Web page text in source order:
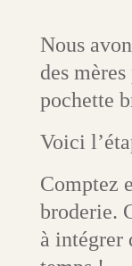
Nous
des
pochette
Voici
Comptez
broderie.
à intégrer